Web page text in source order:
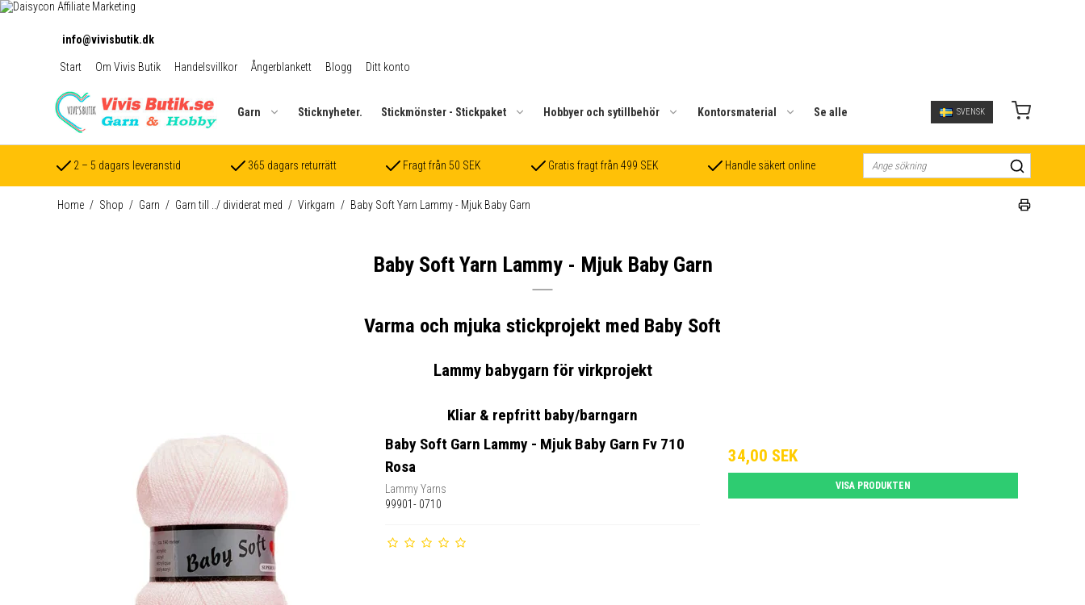
info@vivisbutik.dk
Start Om Vivis Butik Handelsvillkor Ångerblankett Blogg Ditt konto
Garn Sticknyheter. Stickmönster - Stickpaket Hobbyer och sytillbehör Kontorsmaterial Se alle SVENSK
2 – 5 dagars leveranstid 365 dagars returrätt Fragt från 50 SEK Gratis fragt från 499 SEK Handle säkert online
Home / Shop / Garn / Garn till ../ dividerat med / Virkgarn / Baby Soft Yarn Lammy - Mjuk Baby Garn
Baby Soft Yarn Lammy - Mjuk Baby Garn
Varma och mjuka stickprojekt med Baby Soft
Lammy babygarn för virkprojekt
Kliar & repfritt baby/barngarn
Baby Soft Garn Lammy - Mjuk Baby Garn Fv 710
Rosa
Lammy Yarns
99901- 0710
34,00 SEK
VISA PRODUKTEN